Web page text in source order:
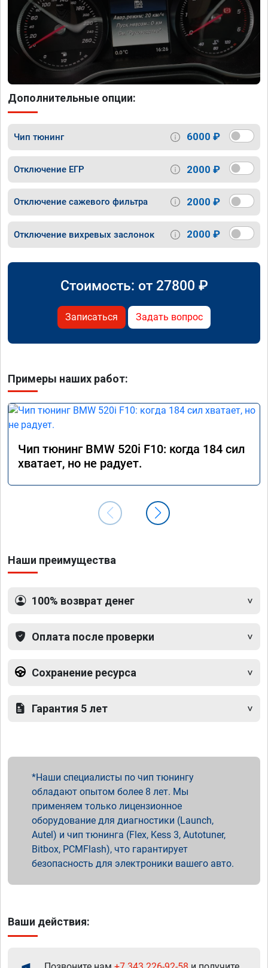
Дополнительные опции:
Чип тюнинг 6000 ₽
Отключение ЕГР 2000 ₽
Отключение сажевого фильтра 2000 ₽
Отключение вихревых заслонок 2000 ₽
Стоимость: от 27800 ₽
Записаться Задать вопрос
Примеры наших работ:
Чип тюнинг BMW 520i F10: когда 184 сил
хватает, но не радует.
Наши преимущества
100% возврат денег
Оплата после проверки
Сохранение ресурса
Гарантия 5 лет
Наши специалисты по чип тюнингу
обладают опытом более 8 лет. Мы
применяем только лицензионное
оборудование для диагностики (Launch,
Autel) и чип тюнинга (Flex, Kess 3, Autotuner,
Bitbox, PCMFlash), что гарантирует
безопасность для электроники вашего авто.
Ваши действия: